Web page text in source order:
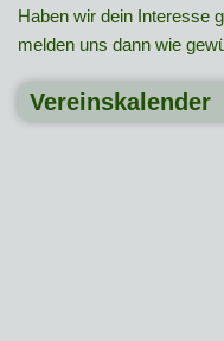
Haben wir dein Interesse
melden uns dann wie
Vereinskalender